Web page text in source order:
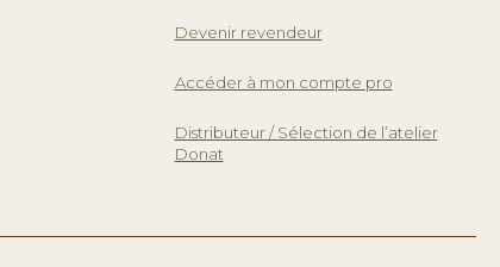
Devenir revendeur
Accéder à mon compte pro
Distributeur / Sélection de l’atelier
Donat